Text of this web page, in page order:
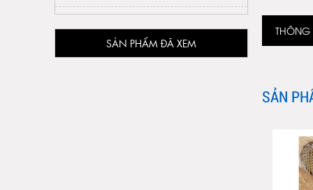
SẢN PHẨM ĐÃ XEM
THÔNG
SẢN